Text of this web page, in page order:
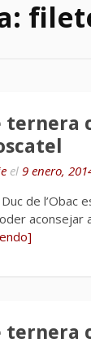
ternera
el 9 enero,
de l’Obac
aconsejar
ternera